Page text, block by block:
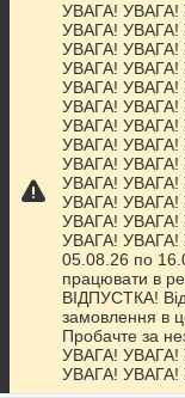
Про нас
Контакти
Доставка та
Графік роботи
Повна версія
Сайт створено на
Політика
УВАГА! УВАГА!
УВАГА! УВАГА!
УВАГА! УВАГА!
УВАГА! УВАГА!
УВАГА! УВАГА!
УВАГА! УВАГА!
УВАГА! УВАГА!
УВАГА! УВАГА!
УВАГА! УВАГА!
УВАГА! УВАГА!
УВАГА! УВАГА!
УВАГА! УВАГА!
УВАГА! УВАГА!
05.08.26 по
працювати в
ВІДПУСТКА!
замовлення в
Пробачте за
УВАГА! УВАГА!
УВАГА! УВАГА!